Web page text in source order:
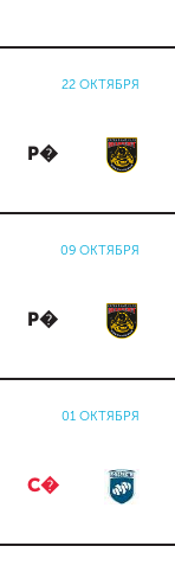
22 ОКТЯБРЯ
Р�
09 ОКТЯБРЯ
Р�
01 ОКТЯБРЯ
С�